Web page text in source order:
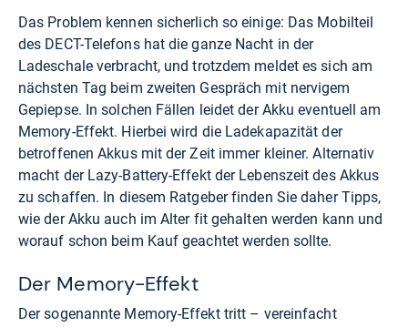
Das Problem kennen sicherlich so einige: Das Mobilteil
des DECT-Telefons hat die ganze Nacht in der
Ladeschale verbracht, und trotzdem meldet es sich am
nächsten Tag beim zweiten Gespräch mit nervigem
Gepiepse. In solchen Fällen leidet der Akku eventuell am
Memory-Effekt. Hierbei wird die Ladekapazität der
betroffenen Akkus mit der Zeit immer kleiner. Alternativ
macht der Lazy-Battery-Effekt der Lebenszeit des Akkus
zu schaffen. In diesem Ratgeber finden Sie daher Tipps,
wie der Akku auch im Alter fit gehalten werden kann und
worauf schon beim Kauf geachtet werden sollte.
Der Memory-Effekt
Der sogenannte Memory-Effekt tritt – vereinfacht